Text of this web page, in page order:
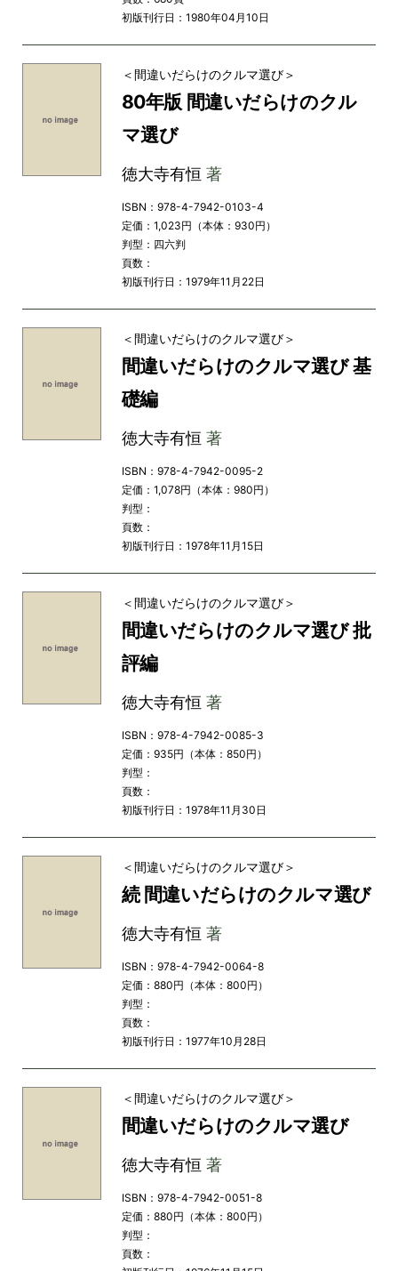
初版刊行日：1980年04月10日
＜間違いだらけのクルマ選び＞
80年版 間違いだらけのクル
マ選び
徳大寺有恒 著
ISBN：978-4-7942-0103-4
定価：1,023円（本体：930円）
判型：四六判
頁数：
初版刊行日：1979年11月22日
＜間違いだらけのクルマ選び＞
間違いだらけのクルマ選び 基
礎編
徳大寺有恒 著
ISBN：978-4-7942-0095-2
定価：1,078円（本体：980円）
判型：
頁数：
初版刊行日：1978年11月15日
＜間違いだらけのクルマ選び＞
間違いだらけのクルマ選び 批
評編
徳大寺有恒 著
ISBN：978-4-7942-0085-3
定価：935円（本体：850円）
判型：
頁数：
初版刊行日：1978年11月30日
＜間違いだらけのクルマ選び＞
続 間違いだらけのクルマ選び
徳大寺有恒 著
ISBN：978-4-7942-0064-8
定価：880円（本体：800円）
判型：
頁数：
初版刊行日：1977年10月28日
＜間違いだらけのクルマ選び＞
間違いだらけのクルマ選び
徳大寺有恒 著
ISBN：978-4-7942-0051-8
定価：880円（本体：800円）
判型：
頁数：